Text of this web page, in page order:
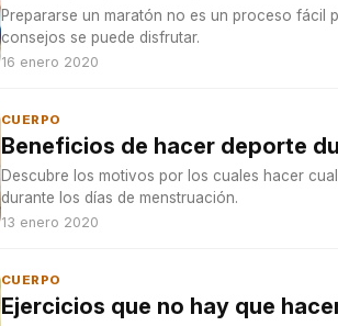
Prepararse un maratón no es un proceso
consejos se puede disfrutar.
16 enero 2020
CUERPO
Beneficios de hacer deporte
Descubre los motivos por los cuales hacer
durante los días de menstruación.
13 enero 2020
CUERPO
Ejercicios que no hay que